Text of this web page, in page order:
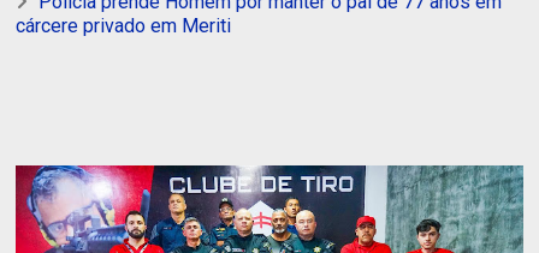
cárcere privado em Meriti